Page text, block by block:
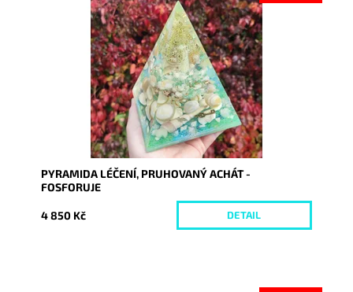
Dostupnost:
Vyprodáno
9237
PYRAMIDA LÉČENÍ, PRUHOVANÝ ACHÁT -
FOSFORUJE
4 850 Kč DETAIL